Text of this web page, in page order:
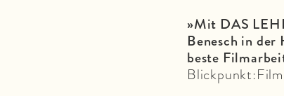
»Mit DAS
Benesch in
beste
Blickpunkt:Film